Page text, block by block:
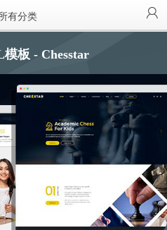
有分类
板 - Chesstar